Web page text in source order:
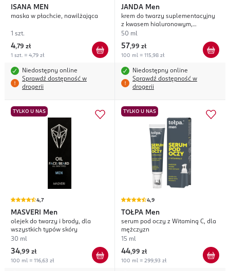
ISANA MEN
maska w płachcie, nawilżająca
1 szt.
4,79 zł
1 szt. = 4,79 zł
Niedostępny online
Sprawdź dostępność w
drogerii
JANDA Men
krem do twarzy suplementacyjny
z kwasem hialuronowym,
nawilżający, rewitalizujący,
przeciwstarzeniowy, na dzień i na
noc
50 ml
57,99 zł
100 ml = 115,98 zł
Niedostępny online
Sprawdź dostępność w
drogerii
TYLKO U NAS
4,7
MASVERI Men
olejek do twarzy i brody, dla
wszystkich typów skóry
30 ml
34,99 zł
100 ml = 116,63 zł
TYLKO U NAS
4,9
TOŁPA Men
serum pod oczy z Witaminą C, dla
mężczyzn
15 ml
44,99 zł
100 ml = 299,93 zł